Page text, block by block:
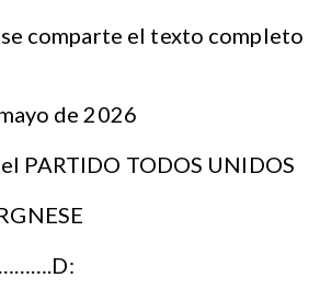
comparte el texto completo
de 2026
PARTIDO TODOS UNIDOS